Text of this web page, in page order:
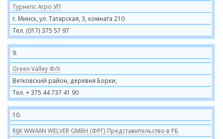
Турнепс Агро УП
г. Минск, ул. Татарская, 3, комната 210
Тел. (017) 375 57 97
9.
Green Valley Ф/Х
Ветковский район, деревня Борки,
Тел. + 375 44 737 41 90
10.
RIJK WWAAN WELVER GMBH (ФРГ) Представительство в РБ